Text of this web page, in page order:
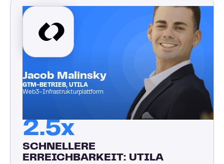
Jacob Malinsky
GTM-BETRIEB, UTILA
Web3-Infrastrukturplattform
2.5x
SCHNELLERE
ERREICHBARKEIT: UTILA